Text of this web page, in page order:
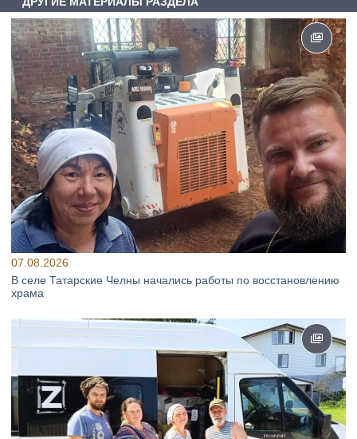
07.08.2026
В селе Татарские Челны начались работы по восстановлению
храма